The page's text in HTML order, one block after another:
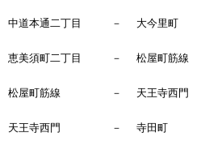
中道本通二丁目 － 大今里町
恵美須町二丁目 － 松屋町筋線
松屋町筋線 － 天王寺西門
天王寺西門 － 寺田町